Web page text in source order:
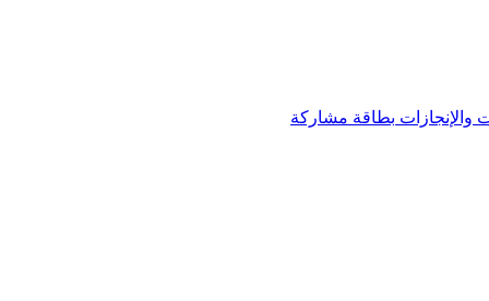
والإنجازات بطاقة مشاركة